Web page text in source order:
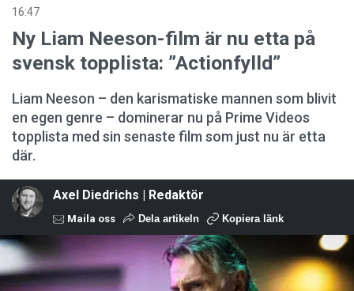
16:47
Ny Liam Neeson-film är nu etta på
svensk topplista: ”Actionfylld”
Liam Neeson – den karismatiske mannen som blivit
en egen genre – dominerar nu på Prime Videos
topplista med sin senaste film som just nu är etta
där.
Axel Diedrichs | Redaktör
Maila oss Dela artikeln Kopiera länk